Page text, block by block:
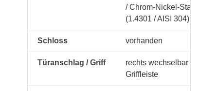
/ Chrom-Nickel-Stahl
(1.4301 / AISI 304)
Schloss vorhanden
Türanschlag / Griff
rechts wechselbar /
Griffleiste